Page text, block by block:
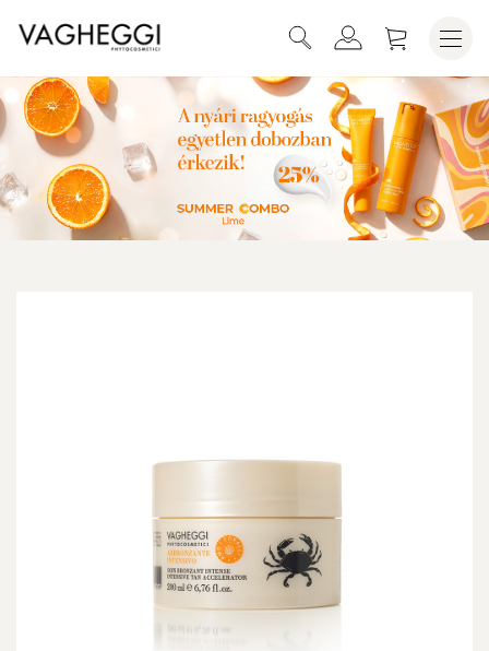
SUMMER PARADISE INTENZÍV
BARNÍTÓKRÉM
KOSÁRBA HELYEZEM